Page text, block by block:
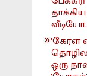
'கேரள
ஒரு